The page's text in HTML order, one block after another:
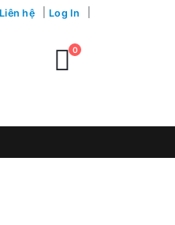
Liên hệ Log In
0